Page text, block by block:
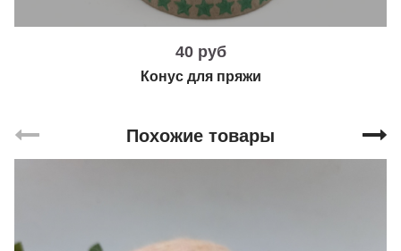
40 руб
Конус для пряжи
Похожие товары